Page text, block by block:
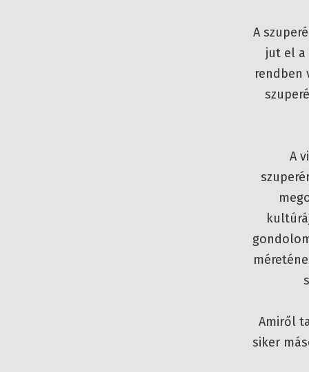
A
jut el a
rendben
A
Amiről
siker